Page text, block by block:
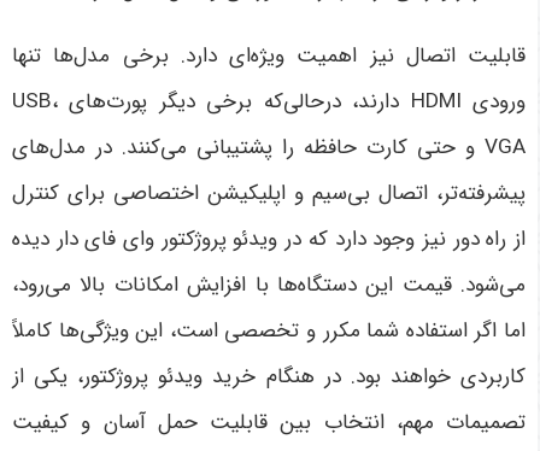
قابلیت اتصال نیز اهمیت ویژه‌ای دارد. برخی مدل‌ها تنها
ورودیHDMI دارند، درحالی‌که برخی دیگر پورت‌هایUSB ،
VGA و حتی کارت حافظه را پشتیبانی می‌کنند. در مدل‌های
پیشرفته‌تر، اتصال بی‌سیم و اپلیکیشن اختصاصی برای کنترل
از راه دور نیز وجود دارد که در ویدئو پروژکتور وای فای دار دیده
می‌شود. قیمت این دستگاه‌ها با افزایش امکانات بالا می‌رود،
اما اگر استفاده شما مکرر و تخصصی است، این ویژگی‌ها کاملاً
کاربردی خواهند بود.در هنگام خرید ویدئو پروژکتور، یکی از
تصمیمات مهم، انتخاب بین قابلیت حمل آسان و کیفیت